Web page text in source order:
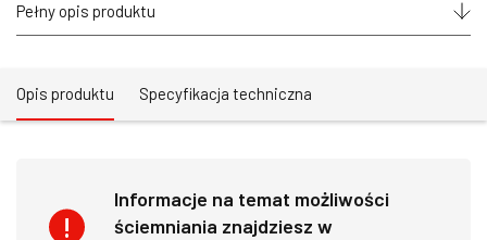
Pełny opis produktu
Opis produktu Specyfikacja techniczna
Informacje na temat możliwości
ściemniania znajdziesz w